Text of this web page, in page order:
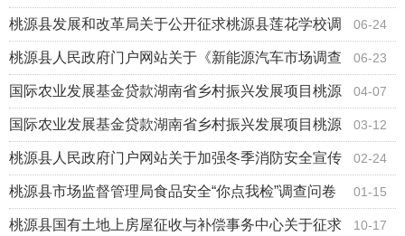
06-24
桃源县发展和改革局关于公开征求桃源县莲花学校调
整学费收费标准意见的结果反馈 06-23
桃源县人民政府门户网站关于《新能源汽车市场调查
问卷》的结果反馈 04-07
国际农业发展基金贷款湖南省乡村振兴发展项目桃源
县2025年第二批商业计划书评审结果 03-12
国际农业发展基金贷款湖南省乡村振兴发展项目桃源
县2025年第一批商业计划书评审结果 02-24
桃源县人民政府门户网站关于加强冬季消防安全宣传
的问卷调查结果反馈 01-15
桃源县市场监督管理局食品安全“你点我检”调查问卷
结果 10-17
桃源县国有土地上房屋征收与补偿事务中心关于征求